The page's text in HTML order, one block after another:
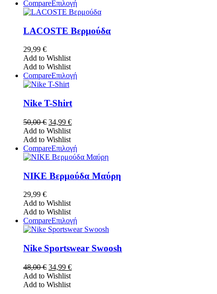
CompareΕπιλογήΑυτό
το
έχει
πολλαπλές
να
LACOSTE Βερμούδα
29,99 €
Add to Wishlist
Add to Wishlist
CompareΕπιλογήΑυτό
να
επιλεγούν
στη
σελίδα
Nike T-Shirt
50,00€ Original
price
was:
50,00 €.
34,99 €Η
είναι:
34,99 €.
Add to Wishlist
Add to Wishlist
CompareΕπιλογήΑυτό
το
έχει
πολλαπλές
να
επιλεγούν
σελίδα
NIKE Βερμούδα Μαύρη
29,99 €
Add to Wishlist
Add to Wishlist
CompareΕπιλογήΑυτό
το
έχει
πολλαπλές
Nike Sportswear Swoosh
48,00€ Original
price
was:
34,99 €Η
Add to Wishlist
Add to Wishlist